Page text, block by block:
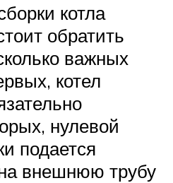
котла
обратить
важных
котел
нулевой
подается
внешнюю трубу